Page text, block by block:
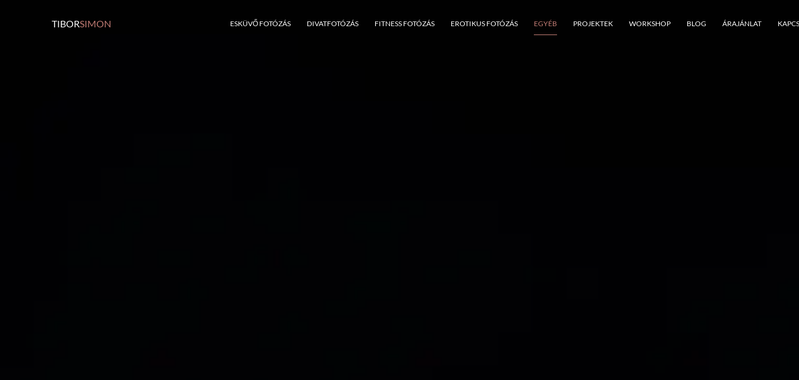
TIBORSIMON ESKÜVŐ FOTÓZÁS DIVATFOTÓZÁS FITNESS FOTÓZÁS EROTIKUS FOTÓZÁS EGYÉB PROJEKTEK WORKSHOP BLOG ÁRAJÁNLAT